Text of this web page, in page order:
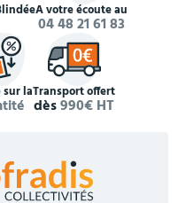
À votre écoute au
04 48 21 61 83
sur laTransport offert
dès990€ HT